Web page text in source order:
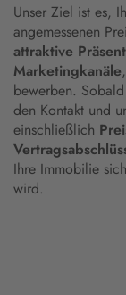
Unser Ziel ist es,
angemessenen
attraktive
Marketingkanäle
bewerben.
den Kontakt und
einschließlich
Ihre Immobilie
wird.